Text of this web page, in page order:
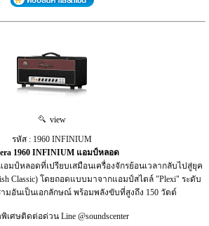
view
รหัส : 1960 INFINIUM
1960 INFINIUM แอมป์หลอด
อมป์หลอดที่เปรียบเสมือนเครื่องจักรย้อนเวลากลับไปสู่ยุค
Classic) โดยถอดแบบมาจากแอมป์สไตล์ "Plexi" ระดับ
มอันเป็นเอกลักษณ์ พร้อมพลังขับที่สูงถึง 150 วัตต์
เศษติดต่อด่วน Line @soundscenter